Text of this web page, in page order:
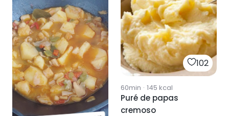
102
60min · 145 kcal
Puré de papas
cremoso